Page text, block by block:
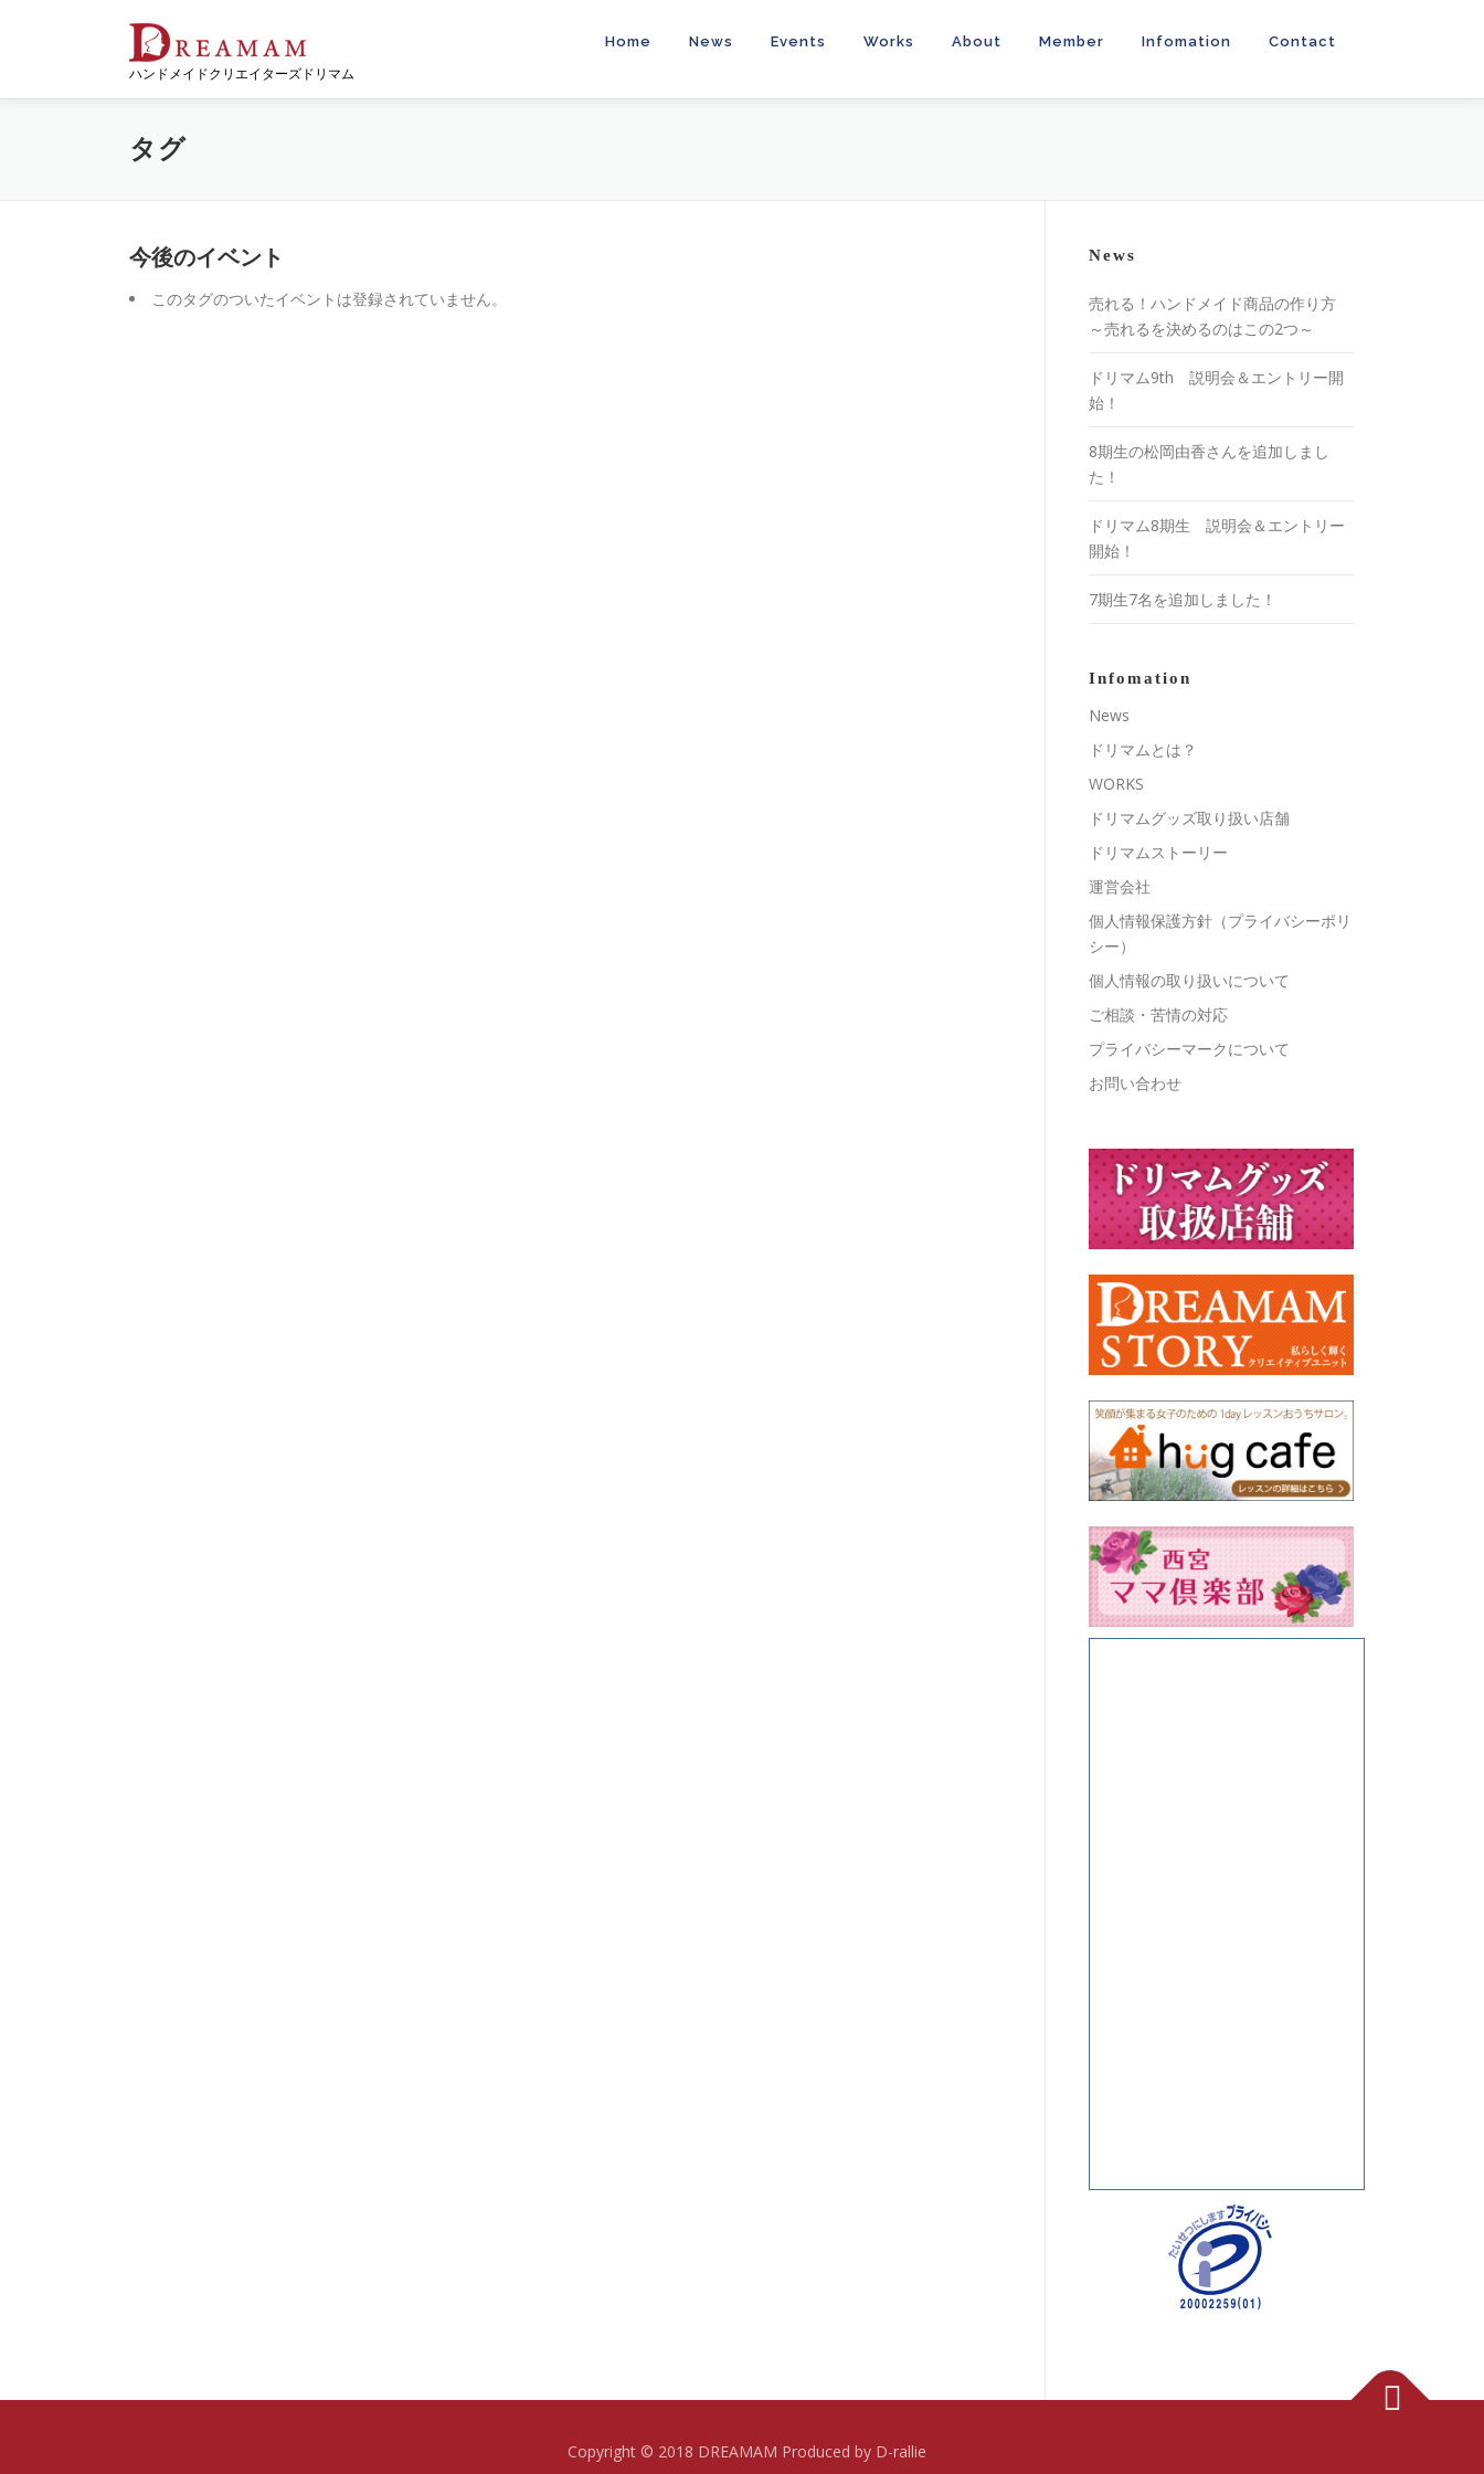
ハンドメイドクリエイターズドリマム
Home News Events Works About Member Infomation Contact
タグ
今後のイベント
このタグのついたイベントは登録されていません。
News
売れる！ハンドメイド商品の作り方
～売れるを決めるのはこの2つ～
ドリマム9th 説明会＆エントリー開
始！
8期生の松岡由香さんを追加しまし
た！
ドリマム8期生 説明会＆エントリー
開始！
7期生7名を追加しました！
Infomation
News
ドリマムとは？
WORKS
ドリマムグッズ取り扱い店舗
ドリマムストーリー
運営会社
個人情報保護方針（プライバシーポリ
シー）
個人情報の取り扱いについて
ご相談・苦情の対応
プライバシーマークについて
お問い合わせ
Copyright © 2018 DREAMAM Produced by D-rallie